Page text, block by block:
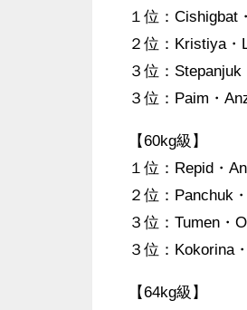
１位：Cishigbat
２位：Kristiya・
３位：Stepanjuk
３位：Paim・
【60kg級】
１位：Repid・
２位：Panchuk
３位：Tumen・
３位：Kokorina
【64kg級】